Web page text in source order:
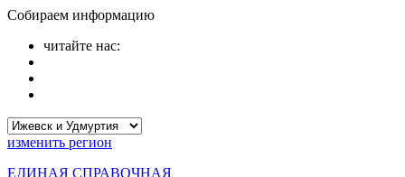
Собираем информацию
читайте нас:
изменить регион
ЕДИНАЯ СПРАВОЧНАЯ